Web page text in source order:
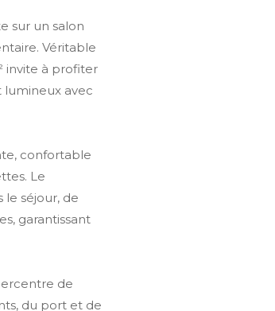
sur un salon
Véritable
invite à profiter
lumineux avec
confortable
Le
séjour, de
garantissant
de
du port et de